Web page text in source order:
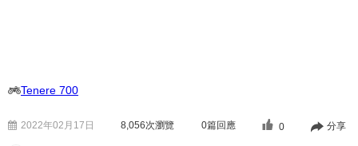
Tenere 700
2022年02月17日 8,056次瀏覽 0篇回應 0 分享